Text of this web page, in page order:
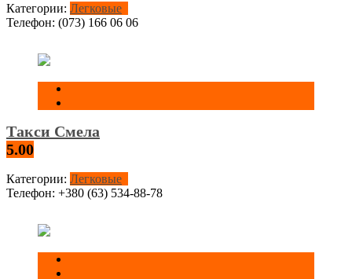
Категории: Легковые
Телефон: (073) 166 06 06
Такси Смела
5.00
Категории: Легковые
Телефон: +380 (63) 534-88-78